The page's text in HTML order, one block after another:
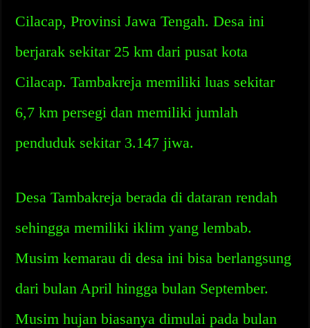
Cilacap, Provinsi Jawa Tengah. Desa ini
berjarak sekitar 25 km dari pusat kota
Cilacap. Tambakreja memiliki luas sekitar
6,7 km persegi dan memiliki jumlah
penduduk sekitar 3.147 jiwa.
Desa Tambakreja berada di dataran rendah
sehingga memiliki iklim yang lembab.
Musim kemarau di desa ini bisa berlangsung
dari bulan April hingga bulan September.
Musim hujan biasanya dimulai pada bulan